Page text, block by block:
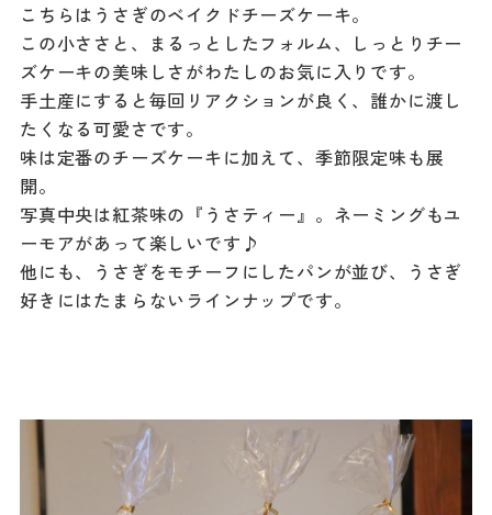
こちらはうさぎのベイクドチーズケーキ。
この小ささと、まるっとしたフォルム、しっとりチー
ズケーキの美味しさがわたしのお気に入りです。
手土産にすると毎回リアクションが良く、誰かに渡し
たくなる可愛さです。
味は定番のチーズケーキに加えて、季節限定味も展
開。
写真中央は紅茶味の『うさティー』。ネーミングもユ
ーモアがあって楽しいです♪
他にも、うさぎをモチーフにしたパンが並び、うさぎ
好きにはたまらないラインナップです。